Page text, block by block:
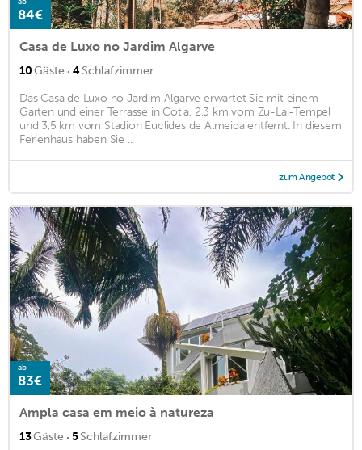
84€
Casa de Luxo no Jardim Algarve
10Gäste · 4Schlafzimmer
Das Casa de Luxo no Jardim Algarve erwartet Sie mit einem
Garten und einer Terrasse in Cotia, 2,3 km vom Zu-Lai-Tempel
und 3,5 km vom Stadion Euclides de Almeida entfernt. In diesem
Ferienhaus haben Sie ...
zum Angebot
ab
83€
Ampla casa em meio à natureza
13Gäste · 5Schlafzimmer